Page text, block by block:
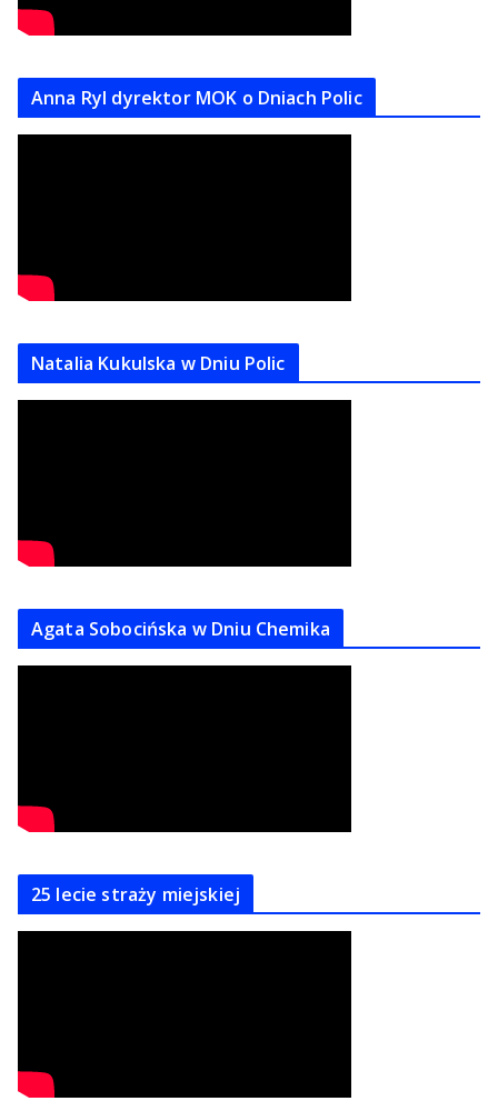
Anna Ryl dyrektor MOK o Dniach Polic
Natalia Kukulska w Dniu Polic
Agata Sobocińska w Dniu Chemika
25 lecie straży miejskiej